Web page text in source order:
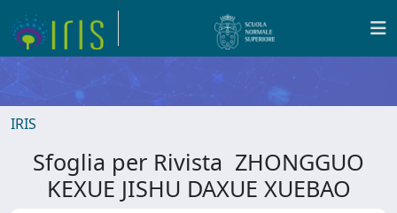
IRIS
Sfoglia per Rivista ZHONGGUO
KEXUE JISHU DAXUE XUEBAO